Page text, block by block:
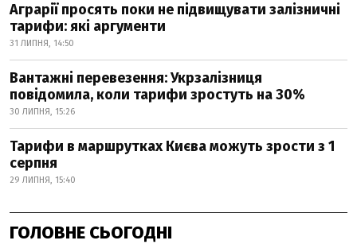
Аграрії просять поки не підвищувати залізничні
тарифи: які аргументи
31 ЛИПНЯ, 14:50
Вантажні перевезення: Укрзалізниця
повідомила, коли тарифи зростуть на 30%
30 ЛИПНЯ, 15:26
Тарифи в маршрутках Києва можуть зрости з 1
серпня
29 ЛИПНЯ, 15:40
ГОЛОВНЕ СЬОГОДНІ